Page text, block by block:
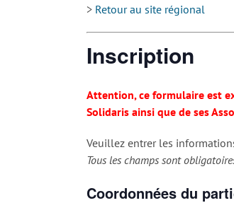
> Retour au site régional
Inscription
Attention, ce formulaire est
Solidaris ainsi que de ses
Veuillez entrer les
Tous les champs sont
Coordonnées du